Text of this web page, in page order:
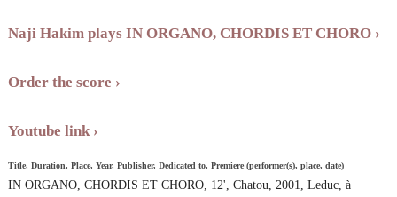
Naji Hakim plays IN ORGANO, CHORDIS ET CHORO
Order the score
Youtube link
Title, Duration, Place, Year, Publisher, Dedicated to, Premiere (performer(s), place, date)
IN ORGANO, CHORDIS ET CHORO, 12', Chatou, 2001, Leduc, à